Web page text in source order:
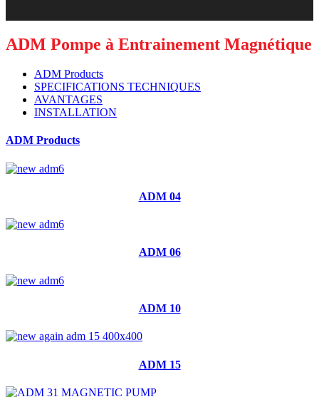
ADM Pompe à Entrainement Magnétique
ADM Products
SPECIFICATIONS TECHNIQUES
AVANTAGES
INSTALLATION
ADM Products
ADM 04
ADM 06
ADM 10
ADM 15